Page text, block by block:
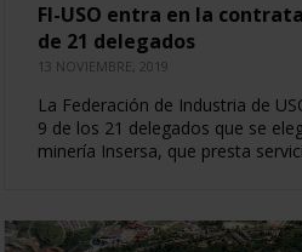
FI-USO entra en la
de 21 delegados
13 NOVIEMBRE, 2019
La Federación de Industria de
9 de los 21 delegados que se
minería Insersa, que presta